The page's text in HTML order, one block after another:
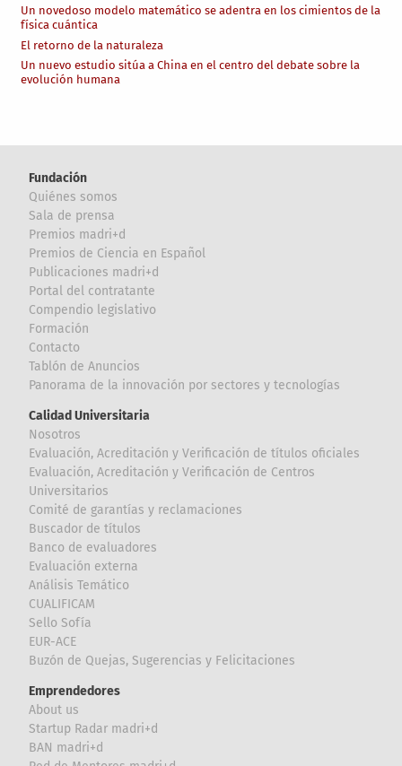
Un novedoso modelo matemático se adentra en los cimientos de la
física cuántica
El retorno de la naturaleza
Un nuevo estudio sitúa a China en el centro del debate sobre la
evolución humana
Fundación
Quiénes somos
Sala de prensa
Premios madri+d
Premios de Ciencia en Español
Publicaciones madri+d
Portal del contratante
Compendio legislativo
Formación
Contacto
Tablón de Anuncios
Panorama de la innovación por sectores y tecnologías
Calidad Universitaria
Nosotros
Evaluación, Acreditación y Verificación de títulos oficiales
Evaluación, Acreditación y Verificación de Centros
Universitarios
Comité de garantías y reclamaciones
Buscador de títulos
Banco de evaluadores
Evaluación externa
Análisis Temático
CUALIFICAM
Sello Sofía
EUR-ACE
Buzón de Quejas, Sugerencias y Felicitaciones
Emprendedores
About us
Startup Radar madri+d
BAN madri+d